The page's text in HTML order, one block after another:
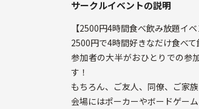
サークルイベントの説明
【2500円4時間食べ飲み放題イベ
2500円で4時間好きなだけ食べ
参加者の大半がおひとりでの参
す！
もちろん、ご友人、同僚、ご家族
会場にはポーカーやボードゲー